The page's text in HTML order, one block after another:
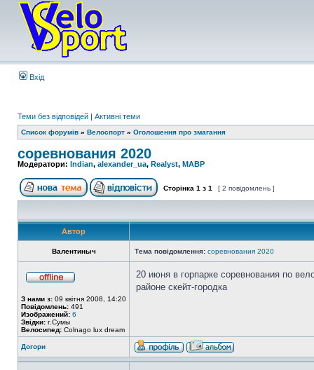
Вхід
Теми без відповідей | Активні теми
Список форумів » Велоспорт » Оголошення про змагання
соревнования 2020
Модератори: Indian, alexander_ua, Realyst, MABP
Сторінка 1 з 1 [ 2 повідомлень ]
Автор
Валентиныч Тема повідомлення: соревнования 2020
З нами з: 09 квітня 2008, 14:20
Повідомлень: 491
Изображений: 6
Звідки: г.Сумы
Велосипед: Colnago lux dream
20 июня в горпарке соревнования по
районе скейт-городка
Догори